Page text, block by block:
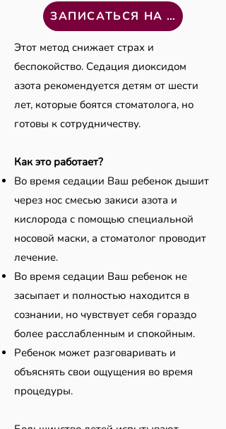
ЗАПИСАТЬСЯ НА ВИЗИТ
Этот метод снижает страх и
беспокойство. Седация диоксидом
азота рекомендуется детям от шести
лет, которые боятся стоматолога, но
готовы к сотрудничеству.
Как это работает?
Во время седации Ваш ребенок дышит
через нос смесью закиси азота и
кислорода с помощью специальной
носовой маски, а стоматолог проводит
лечение.
Во время седации Ваш ребенок не
засыпает и полностью находится в
сознании, но чувствует себя гораздо
более расслабленным и спокойным.
Ребенок может разговаривать и
объяснять свои ощущения во время
процедуры.